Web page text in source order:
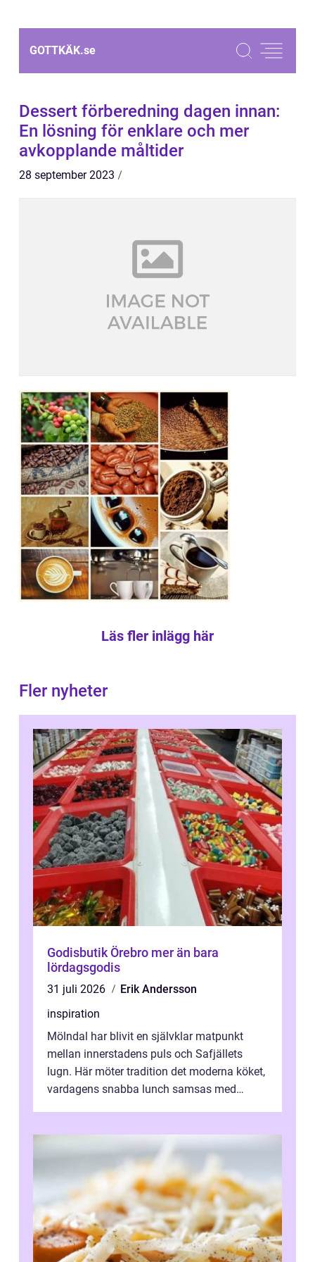
GOTTKÄK.se
Dessert förberedning dagen innan:
En lösning för enklare och mer
avkopplande måltider
28 september 2023
Läs fler inlägg här
Fler nyheter
Godisbutik Örebro mer än bara
lördagsgodis
31 juli 2026
Erik Andersson
inspiration
Mölndal har blivit en självklar matpunkt
mellan innerstadens puls och Safjällets
lugn. Här möter tradition det moderna köket,
vardagens snabba lunch samsas med